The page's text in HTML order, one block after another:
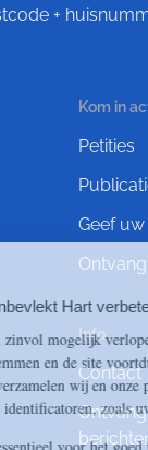
+
Kom in
Petities
Geef
Info
Contact